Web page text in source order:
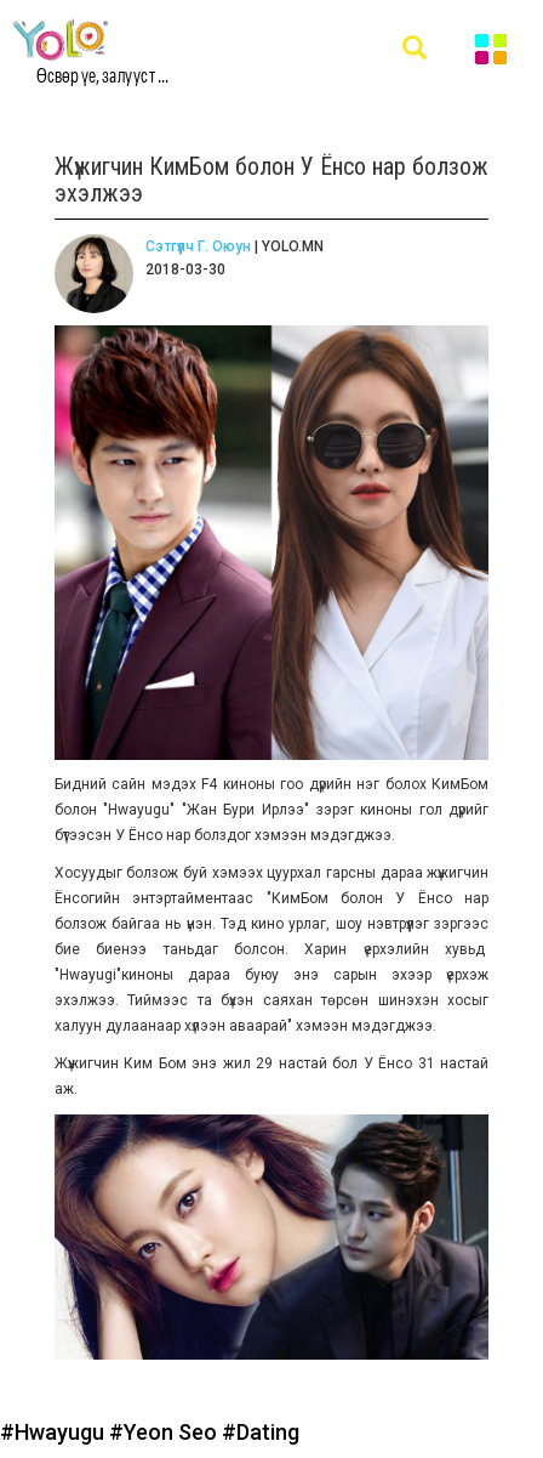
Өсвөр үе, залууст ...
Жүжигчин КимБом болон У Ёнсо нар болзож
эхэлжээ
Сэтгүүлч Г. Оюун | YOLO.MN
2018-03-30
Бидний сайн мэдэх F4 киноны гоо дүрийн нэг болох КимБом
болон "Hwayugu" "Жан Бури Ирлээ" зэрэг киноны гол дүрийг
бүтээсэн У Ёнсо нар болздог хэмээн мэдэгджээ.
Хосуудыг болзож буй хэмээх цуурхал гарсны дараа жүжигчин
Ёнсогийн энтэртайментаас "КимБом болон У Ёнсо нар
болзож байгаа нь үнэн. Тэд кино урлаг, шоу нэвтрүүлэг зэргээс
бие биенээ таньдаг болсон. Харин үерхэлийн хувьд
"Hwayugi"киноны дараа буюу энэ сарын эхээр үерхэж
эхэлжээ. Тиймээс та бүхэн саяхан төрсөн шинэхэн хосыг
халуун дулаанаар хүлээн аваарай" хэмээн мэдэгджээ.
Жүжигчин Ким Бом энэ жил 29 настай бол У Ёнсо 31 настай
аж.
#Hwayugu #Yeon Seo #Dating